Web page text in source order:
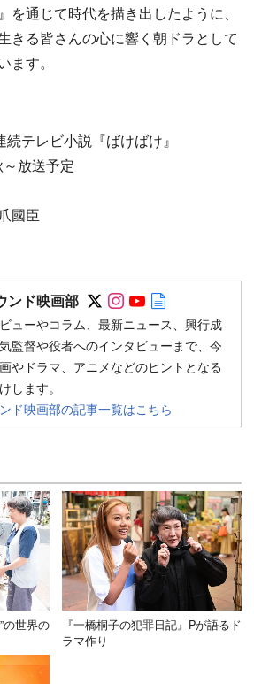
を通じて時代を描き出したように、
きる皆さんの心に響く朝ドラとして
ます。
テレビ小説『ばけばけ』
放送予定
國臣
ンド映画部 Follow on SNS
Follow on SNS
Follow on
ューやコラム、最新ニュース、興行成
監督や役者へのインタビューまで、今
やドラマ、アニメなどのヒントとなる
します。
ド映画部の記事一覧はこちら
の世界の
『一橋桐子の犯罪日記』Pが語るド
ラマ作り